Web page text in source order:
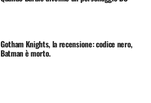
Gotham Knights, la recensione: codice nero,
Batman è morto.